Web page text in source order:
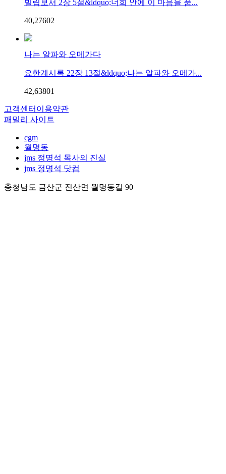
빌립보서 2장 5절&ldquo;너희 안에 이 마음을 품...
40,27602
나는 알파와 오메가다
요한계시록 22장 13절&ldquo;나는 알파와 오메가...
42,63801
고객센터 이용약관
패밀리 사이트
cgm
월명동
jms 정명석 목사의 진실
jms 정명석 닷컴
충청남도 금산군 진산면 월명동길 90